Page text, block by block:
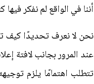
أننا في الواقع لم نفكر
نحن لا نعرف تحديدًا كيف
عند المرور بجانب لافتة
تتطلب اهتمامًا يلزم